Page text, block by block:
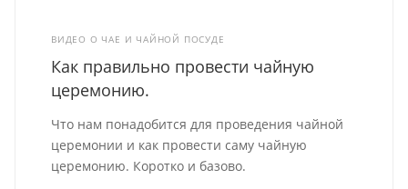
ВИДЕО О ЧАЕ И ЧАЙНОЙ ПОСУДЕ
Как правильно провести чайную
церемонию.
Что нам понадобится для проведения чайной
церемонии и как провести саму чайную
церемонию. Коротко и базово.